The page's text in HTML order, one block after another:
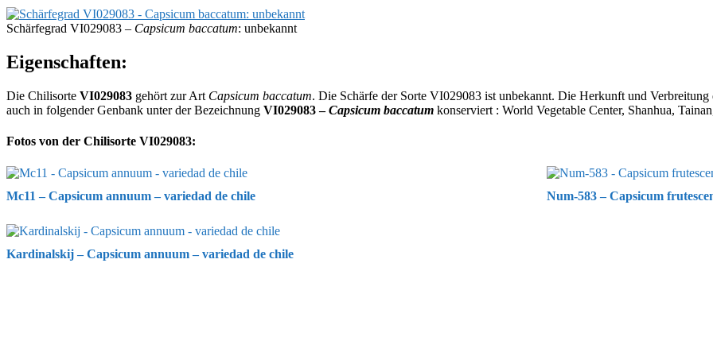
Schärfegrad VI029083 – Capsicum baccatum: unbekannt
Eigenschaften:
Die Chilisorte VI029083 gehört zur Art Capsicum baccatum. Die Schärfe der Sorte VI029083 ist unbekannt. Die Herkunft und
auch in folgender Genbank unter der Bezeichnung VI029083 –Capsicum baccatum konserviert : World Vegetable Center, Shanhua,
Fotos von der Chilisorte VI029083:
Mc11 – Capsicum annuum – variedad de chile Num-583 – Capsicum
Kardinalskij – Capsicum annuum – variedad de chile